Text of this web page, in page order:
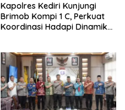
Kapolres Kediri Kunjungi
Brimob Kompi 1 C, Perkuat
Koordinasi Hadapi Dinamika